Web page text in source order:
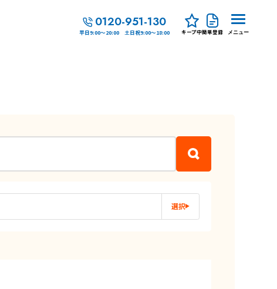
0120-951-130
平日9:00～20:00 土日祝9:00～18:00 キープ中簡単登録 メニュー
選択